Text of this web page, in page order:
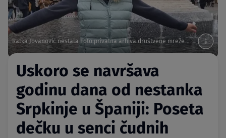
Ratka Jovanović nestala Foto:privatna arhiva društvene mreže
Uskoro se navršava
godinu dana od nestanka
Srpkinje u Španiji: Poseta
dečku u senci čudnih